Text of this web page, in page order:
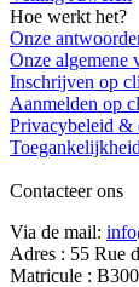
Hoe werkt het?
Onze
Onze algemene
Inschrijven op
Aanmelden op
Privacybeleid &
Contacteer ons
Via de mail:
Adres : 55 Rue
Matricule :